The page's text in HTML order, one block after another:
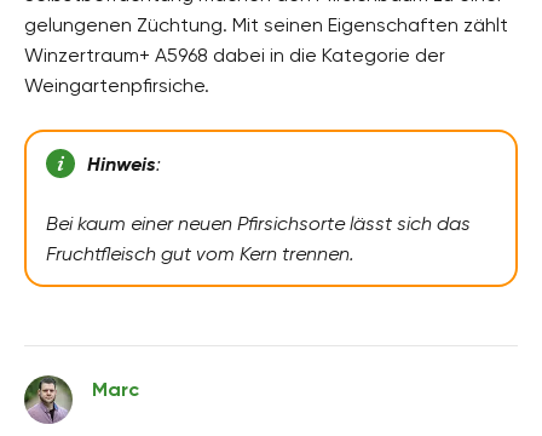
gelungenen Züchtung. Mit seinen Eigenschaften zählt
Winzertraum+ A5968 dabei in die Kategorie der
Weingartenpfirsiche.
Hinweis:
Bei kaum einer neuen Pfirsichsorte lässt sich das
Fruchtfleisch gut vom Kern trennen.
Marc